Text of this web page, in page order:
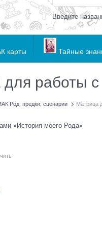
Введите
карты Тайные
работы
Род, предки, сценарии Матрица